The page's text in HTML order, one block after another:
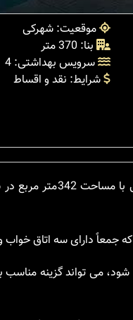
موقعیت: شهرکی
بنا: 370 متر
سرویس بهداشتی: 4
شرایط: نقد و اقساط
جمعاً دارای سه اتاق
می تواند گزینه